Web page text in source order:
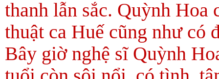
thanh lẫn sắc. Quỳnh Hoa
thuật ca Huế cũng như có
Bây giờ nghệ sĩ Quỳnh